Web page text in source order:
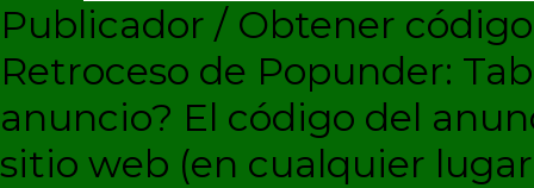
Publicador / Obtener
Retroceso de Popunder:
anuncio? El código del
sitio web (en cualquier